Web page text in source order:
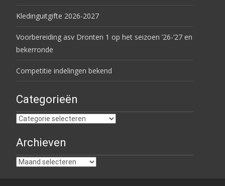
Kledinguitgifte 2026-2027
Voorbereiding asv Dronten 1 op het seizoen ’26-’27 en
bekerronde
Competitie indelingen bekend
Categorieën
Categorieën
Archieven
Archieven